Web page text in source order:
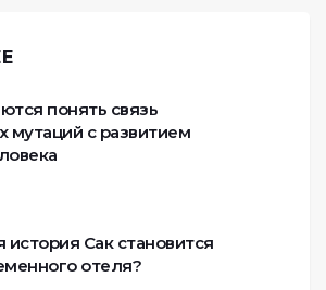
понять связь
мутаций с развитием
история Сак становится
отеля?